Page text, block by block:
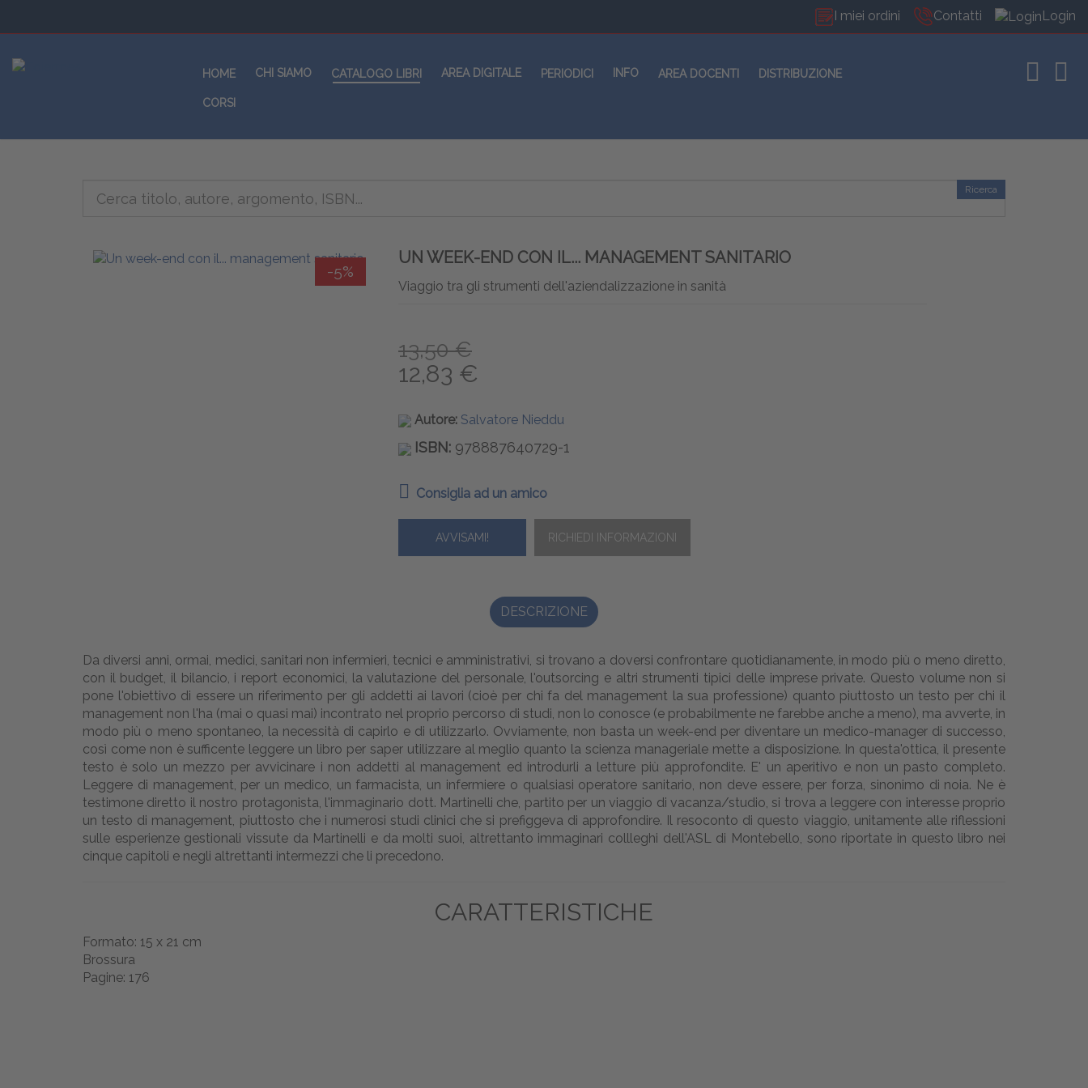
I miei ordini Contatti Login
HOME CHI SIAMO CATALOGO LIBRI AREA DIGITALE PERIODICI INFO AREA DOCENTI DISTRIBUZIONE
CORSI
Ricerca
-5%
UN WEEK-END CON IL... MANAGEMENT SANITARIO
Viaggio tra gli strumenti dell'aziendalizzazione in sanità
13,50 €
12,83 €
Autore: Salvatore Nieddu
ISBN: 978887640729-1
Consiglia ad un amico
AVVISAMI!
DESCRIZIONE
Da diversi anni, ormai, medici, sanitari non infermieri, tecnici e amministrativi, si trovano a doversi confrontare quotidianamente, in modo più o meno diretto,
con il budget, il bilancio, i report economici, la valutazione del personale, l'outsorcing e altri strumenti tipici delle imprese private. Questo volume non si
pone l'obiettivo di essere un riferimento per gli addetti ai lavori (cioè per chi fa del management la sua professione) quanto piuttosto un testo per chi il
management non l'ha (mai o quasi mai) incontrato nel proprio percorso di studi, non lo conosce (e probabilmente ne farebbe anche a meno), ma avverte, in
modo più o meno spontaneo, la necessità di capirlo e di utilizzarlo. Ovviamente, non basta un week-end per diventare un medico-manager di successo,
così come non è sufficente leggere un libro per saper utilizzare al meglio quanto la scienza manageriale mette a disposizione. In questa'ottica, il presente
testo è solo un mezzo per avvicinare i non addetti al management ed introdurli a letture più approfondite. E' un aperitivo e non un pasto completo.
Leggere di management, per un medico, un farmacista, un infermiere o qualsiasi operatore sanitario, non deve essere, per forza, sinonimo di noia. Ne è
testimone diretto il nostro protagonista, l'immaginario dott. Martinelli che, partito per un viaggio di vacanza/studio, si trova a leggere con interesse proprio
un testo di management, piuttosto che i numerosi studi clinici che si prefiggeva di approfondire. Il resoconto di questo viaggio, unitamente alle riflessioni
sulle esperienze gestionali vissute da Martinelli e da molti suoi, altrettanto immaginari collleghi dell'ASL di Montebello, sono riportate in questo libro nei
cinque capitoli e negli altrettanti intermezzi che li precedono.
CARATTERISTICHE
Formato: 15 x 21 cm
Brossura
Pagine: 176